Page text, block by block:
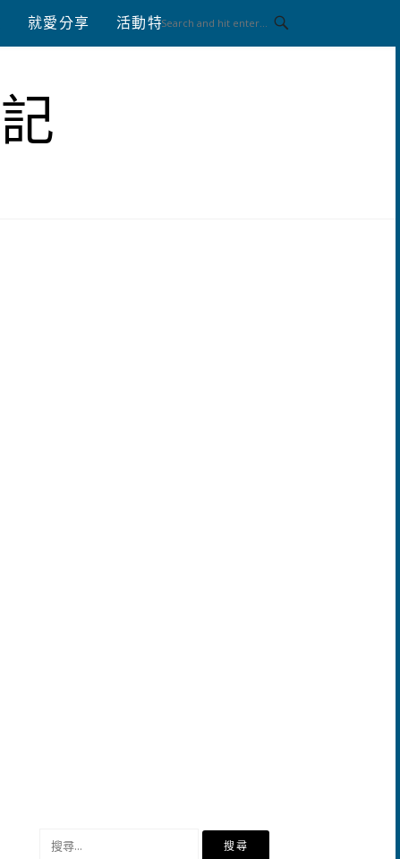
就愛分享 活動特區 體驗分享